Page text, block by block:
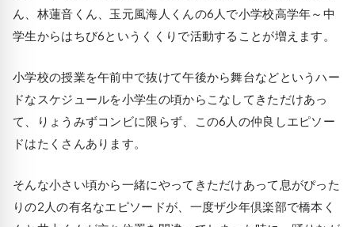
ん、林蓮音くん、玉元風海人くんの6人で小学校高学年～中
学生からはちび6というくくりで活動することが増えます。
小学校の授業を午前中で抜けて午後から舞台などというハー
ドなスケジュールを小学生の頃からこなしてきただけあっ
て、りょうみずコンビに限らず、この6人の仲良しエピソー
ドはたくさんあります。
そんな小さい頃から一緒にやってきただけあって息がぴった
りの2人の有名なエピソードが、一度ザ少年倶楽部で橋本く